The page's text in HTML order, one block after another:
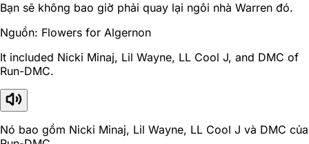
Bạn sẽ không bao giờ phải quay lại ngôi nhà Warren đó.
Nguồn: Flowers for Algernon
It included Nicki Minaj, Lil Wayne, LL Cool J, and DMC of
Run-DMC.
Nó bao gồm Nicki Minaj, Lil Wayne, LL Cool J và DMC của